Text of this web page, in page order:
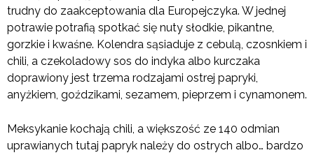
trudny do zaakceptowania dla Europejczyka. W jednej
potrawie potrafią spotkać się nuty słodkie, pikantne,
gorzkie i kwaśne. Kolendra sąsiaduje z cebulą, czosnkiem i
chili, a czekoladowy sos do indyka albo kurczaka
doprawiony jest trzema rodzajami ostrej papryki,
anyżkiem, goździkami, sezamem, pieprzem i cynamonem.
Meksykanie kochają chili, a większość ze 140 odmian
uprawianych tutaj papryk należy do ostrych albo… bardzo